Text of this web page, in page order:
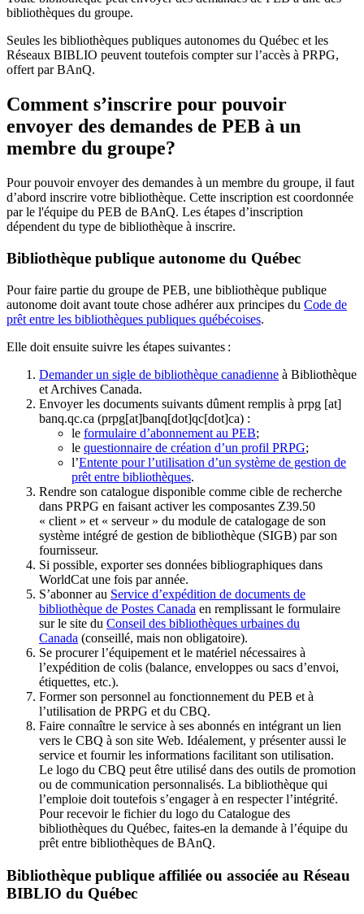
bibliothèques du groupe.
Seules les bibliothèques publiques autonomes du Québec et les
Réseaux BIBLIO peuvent toutefois compter sur l’accès à PRPG,
offert par BAnQ.
Comment s’inscrire pour pouvoir
envoyer des demandes de PEB à un
membre du groupe?
Pour pouvoir envoyer des demandes à un membre du groupe, il faut
d’abord inscrire votre bibliothèque. Cette inscription est coordonnée
par le l'équipe du PEB de BAnQ. Les étapes d’inscription
dépendent du type de bibliothèque à inscrire.
Bibliothèque publique autonome du Québec
Pour faire partie du groupe de PEB, une bibliothèque publique
autonome doit avant toute chose adhérer aux principes du Code de
prêt entre les bibliothèques publiques québécoises.
Elle doit ensuite suivre les étapes suivantes :
Demander un sigle de bibliothèque canadienne à Bibliothèque
et Archives Canada.
Envoyer les documents suivants dûment remplis à prpg [at]
banq.qc.ca (prpg[at]banq[dot]qc[dot]ca) :
le formulaire d’abonnement au PEB;
le questionnaire de création d’un profil PRPG;
l’Entente pour l’utilisation d’un système de gestion de
prêt entre bibliothèques.
Rendre son catalogue disponible comme cible de recherche
dans PRPG en faisant activer les composantes Z39.50
« client » et « serveur » du module de catalogage de son
système intégré de gestion de bibliothèque (SIGB) par son
fournisseur.
Si possible, exporter ses données bibliographiques dans
WorldCat une fois par année.
S’abonner au Service d’expédition de documents de
bibliothèque de Postes Canada en remplissant le formulaire
sur le site du Conseil des bibliothèques urbaines du
Canada (conseillé, mais non obligatoire).
Se procurer l’équipement et le matériel nécessaires à
l’expédition de colis (balance, enveloppes ou sacs d’envoi,
étiquettes, etc.).
Former son personnel au fonctionnement du PEB et à
l’utilisation de PRPG et du CBQ.
Faire connaître le service à ses abonnés en intégrant un lien
vers le CBQ à son site Web. Idéalement, y présenter aussi le
service et fournir les informations facilitant son utilisation.
Le logo du CBQ peut être utilisé dans des outils de promotion
ou de communication personnalisés. La bibliothèque qui
l’emploie doit toutefois s’engager à en respecter l’intégrité.
Pour recevoir le fichier du logo du Catalogue des
bibliothèques du Québec, faites-en la demande à l’équipe du
prêt entre bibliothèques de BAnQ.
Bibliothèque publique affiliée ou associée au Réseau
BIBLIO du Québec